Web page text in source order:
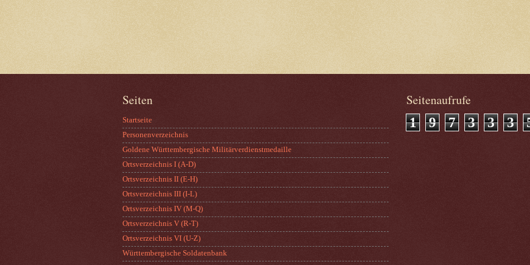
Seiten
Startseite
Personenverzeichnis
Goldene Württembergische Militärverdienstmedaille
Ortsverzeichnis I (A-D)
Ortsverzeichnis II (E-H)
Ortsverzeichnis III (I-L)
Ortsverzeichnis IV (M-Q)
Ortsverzeichnis V (R-T)
Ortsverzeichnis VI (U-Z)
Württembergische Soldatenbank
Seitenaufrufe
1 9 7 3 3 3